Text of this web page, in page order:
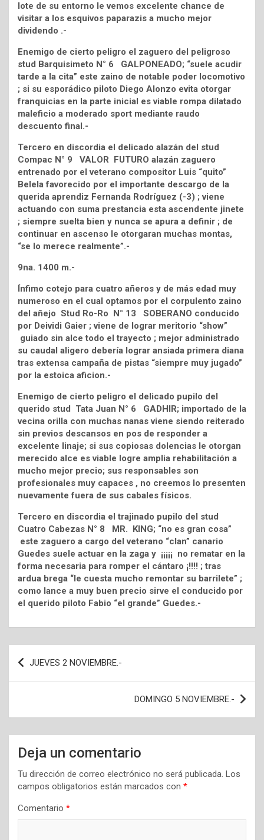
lote de su entorno le vemos excelente chance de
visitar a los esquivos paparazis a mucho mejor
dividendo .-
Enemigo de cierto peligro el zaguero del peligroso
stud Barquisimeto N° 6 GALPONEADO; “suele acudir
tarde a la cita” este zaino de notable poder locomotivo
; si su esporádico piloto Diego Alonzo evita otorgar
franquicias en la parte inicial es viable rompa dilatado
maleficio a moderado sport mediante raudo
descuento final.-
Tercero en discordia el delicado alazán del stud
Compac N° 9 VALOR FUTURO alazán zaguero
entrenado por el veterano compositor Luis “quito”
Belela favorecido por el importante descargo de la
querida aprendiz Fernanda Rodríguez (-3) ; viene
actuando con suma prestancia esta ascendente jinete
; siempre suelta bien y nunca se apura a definir ; de
continuar en ascenso le otorgaran muchas montas,
“se lo merece realmente”.-
9na. 1400 m.-
Ínfimo cotejo para cuatro añeros y de más edad muy
numeroso en el cual optamos por el corpulento zaino
del añejo Stud Ro-Ro N° 13 SOBERANO conducido
por Deividi Gaier ; viene de lograr meritorio “show”
guiado sin alce todo el trayecto ; mejor administrado
su caudal aligero debería lograr ansiada primera diana
tras extensa campaña de pistas “siempre muy jugado”
por la estoica aficion.-
Enemigo de cierto peligro el delicado pupilo del
querido stud Tata Juan N° 6 GADHIR; importado de la
vecina orilla con muchas nanas viene siendo reiterado
sin previos descansos en pos de responder a
excelente linaje; si sus copiosas dolencias le otorgan
merecido alce es viable logre amplia rehabilitación a
mucho mejor precio; sus responsables son
profesionales muy capaces , no creemos lo presenten
nuevamente fuera de sus cabales físicos.
Tercero en discordia el trajinado pupilo del stud
Cuatro Cabezas N° 8 MR. KING; “no es gran cosa”
este zaguero a cargo del veterano “clan” canario
Guedes suele actuar en la zaga y ¡¡¡¡¡ no rematar en la
forma necesaria para romper el cántaro ¡!!!! ; tras
ardua brega “le cuesta mucho remontar su barrilete” ;
como lance a muy buen precio sirve el conducido por
el querido piloto Fabio “el grande” Guedes.-
Navegación
de
JUEVES 2 NOVIEMBRE.-
DOMINGO 5 NOVIEMBRE.-
Deja un comentario
Tu dirección de correo electrónico no será publicada. Los
campos obligatorios están marcados con *
Comentario *